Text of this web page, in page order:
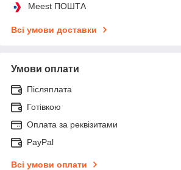
Meest ПОШТА
Всі умови доставки
Умови оплати
Післяплата
Готівкою
Оплата за реквізитами
PayPal
Всі умови оплати